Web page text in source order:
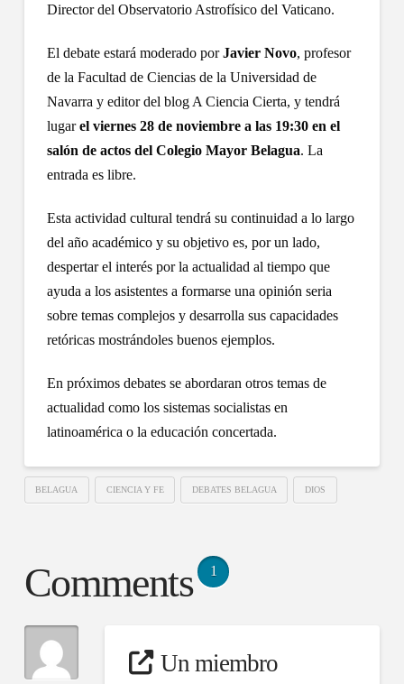
Director del Observatorio Astrofísico del Vaticano.
El debate estará moderado porJavier Novo, profesor
de la Facultad de Ciencias de la Universidad de
Navarra y editor del blog A Ciencia Cierta, y tendrá
lugarel viernes 28 de noviembre a las 19:30 en el
salón de actos del Colegio Mayor Belagua. La
entrada es libre.
Esta actividad cultural tendrá su continuidad a lo largo
del año académico y su objetivo es, por un lado,
despertar el interés por la actualidad al tiempo que
ayuda a los asistentes a formarse una opinión seria
sobre temas complejos y desarrolla sus capacidades
retóricas mostrándoles buenos ejemplos.
En próximos debates se abordaran otros temas de
actualidad como los sistemas socialistas en
latinoamérica o la educación concertada.
BELAGUA CIENCIA Y FE DEBATES BELAGUA DIOS
Comments 1
Un miembro